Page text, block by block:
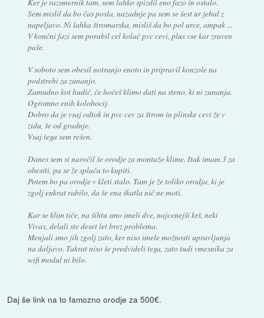
Sem mislil da bo čas posla, nazadnje pa sem se šest ur jebal z
napeljavo. Ni lahka štromarska, misliš da bo pol urce, ampak ...
V končni fazi sem porabil cel kolač pvc cevi, plus vse kar zraven
paše.
V soboto sem obesil notranjo enoto in pripravil konzole na
podstrehi za zunanjo.
Zamudno kot hudič, če hočeš klimo dati na steno, ki ni zunanja.
Ogromno enih kolobocij.
Dobro da je vsaj odtok in pvc cev za štrom in plinske cevi že v
zidu, še od gradnje.
Vsaj tega sem rešen.
Danes sem si naročil še orodje za montažo klime. Itak imam 3 za
obesiti, pa se že splača to kupiti.
Potem bo pa orodje v kleti stalo. Tam je že toliko orodja, ki je
zgolj enkrat rabilo, da še ena škatla nič ne moti.
Kar se klim tiče, na šihtu smo imeli dve, najcenejši krš, neki
Vivax, delali ste deset let brez problema.
Menjali smo jih zgolj zato, ker niso imele možnosti upravljanja
na daljavo. Takrat niso še predvideli tega, zato tudi vmesnika za
wifi modul ni bilo.
Daj še link na to famozno orodje za 500€.